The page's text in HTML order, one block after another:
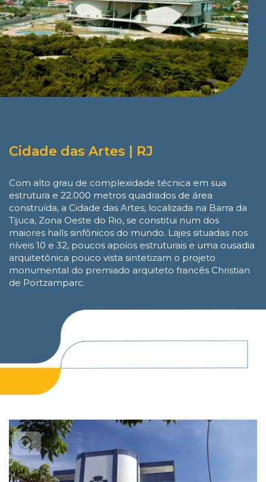
Cidade das Artes | RJ
Com alto grau de complexidade técnica em sua
estrutura e 22.000 metros quadrados de área
construída, a Cidade das Artes, localizada na Barra da
Tijuca, Zona Oeste do Rio, se constitui num dos
maiores halls sinfônicos do mundo. Lajes situadas nos
níveis 10 e 32, poucos apoios estruturais e uma ousadia
arquitetônica pouco vista sintetizam o projeto
monumental do premiado arquiteto francês Christian
de Portzamparc.